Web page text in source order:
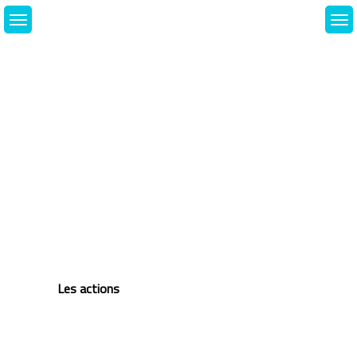
Skip
to
Les actions